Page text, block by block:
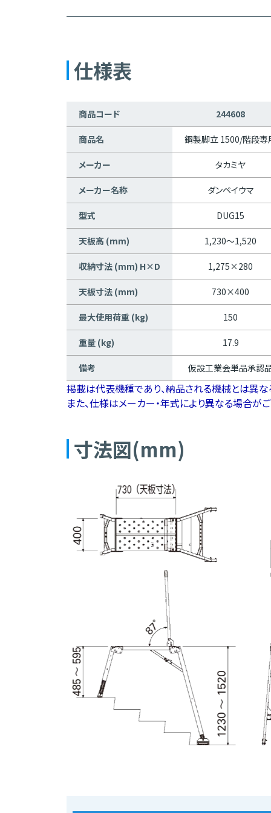
仕様表
商品コード 244608
商品名 鋼製脚立 1500/階段専
メーカー タカミヤ
メーカー名称 ダンペイウマ
型式 DUG15
天板高 (mm) 1,230～1,520
収納寸法 (mm) H×D 1,275×280
天板寸法 (mm) 730×400
最大使用荷重 (kg) 150
重量 (kg) 17.9
備考 仮設工業会単品承認
掲載は代表機種であり、納品される機械とは異な
また、仕様はメーカー・年式により異なる場合がご
寸法図(mm)